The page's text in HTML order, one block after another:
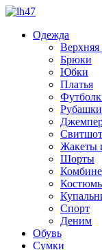
Одежда
Верхняя
Брюки
Юбки
Платья
Жакеты
Шорты
Спорт
Деним
Обувь
Сумки